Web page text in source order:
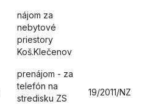
nájom za
nebytové
priestory
Koš.Klečenov
prenájom - za
telefón na
stredisku ZS
19/2011/NZ